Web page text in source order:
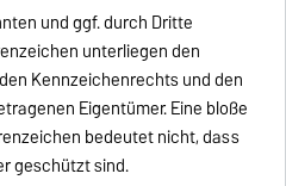
und ggf. durch Dritte
unterliegen den
Kennzeichenrechts und den
Eigentümer. Eine bloße
bedeutet nicht, dass
geschützt sind.